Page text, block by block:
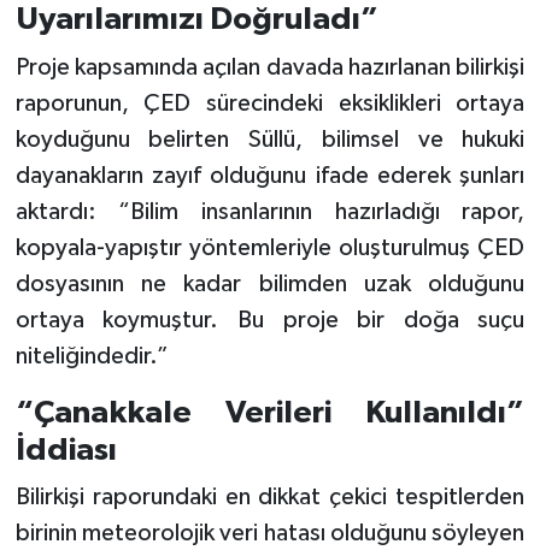
Uyarılarımızı Doğruladı”
Proje kapsamında açılan davada hazırlanan bilirkişi
raporunun, ÇED sürecindeki eksiklikleri ortaya
koyduğunu belirten Süllü, bilimsel ve hukuki
dayanakların zayıf olduğunu ifade ederek şunları
aktardı: “Bilim insanlarının hazırladığı rapor,
kopyala-yapıştır yöntemleriyle oluşturulmuş ÇED
dosyasının ne kadar bilimden uzak olduğunu
ortaya koymuştur. Bu proje bir doğa suçu
niteliğindedir.”
“Çanakkale Verileri Kullanıldı”
İddiası
Bilirkişi raporundaki en dikkat çekici tespitlerden
birinin meteorolojik veri hatası olduğunu söyleyen